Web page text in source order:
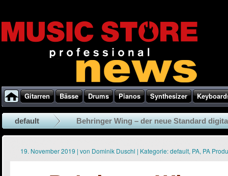
Gitarren Bässe Drums Pianos Synthesizer
default Behringer Wing – der neue Standard
19. November 2019 | von Dominik Duschl | Kategorie:default, PA, PA